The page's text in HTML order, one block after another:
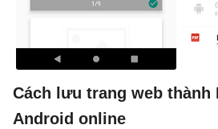
Cách lưu trang web thành
Android online